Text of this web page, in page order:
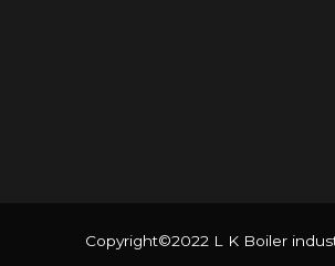
Copyright©2022 L K Boiler